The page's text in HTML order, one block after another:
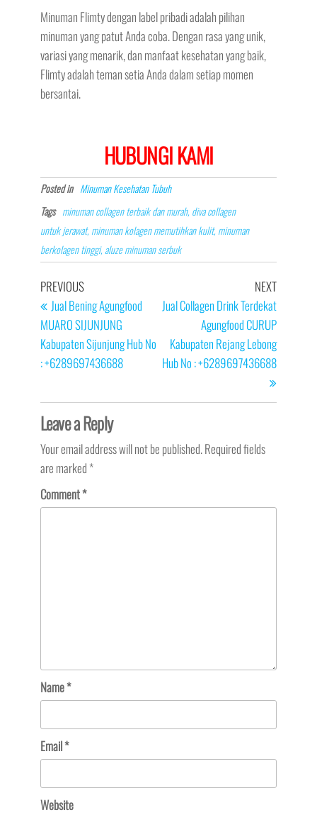
Minuman Flimty dengan label pribadi adalah pilihan
minuman yang patut Anda coba. Dengan rasa yang unik,
variasi yang menarik, dan manfaat kesehatan yang baik,
Flimty adalah teman setia Anda dalam setiap momen
bersantai.
HUBUNGI KAMI
Posted in Minuman Kesehatan Tubuh
Tags minuman collagen terbaik dan murah, diva collagen
untuk jerawat, minuman kolagen memutihkan kulit, minuman
berkolagen tinggi, aluze minuman serbuk
Post
navigation
Previous
Post
PREVIOUS
Jual Bening Agungfood
MUARO SIJUNJUNG
Kabupaten Sijunjung Hub No
: +6289697436688
Next
Post
NEXT
Jual Collagen Drink Terdekat
Agungfood CURUP
Kabupaten Rejang Lebong
Hub No : +6289697436688
Leave a Reply
Your email address will not be published.Required fields
are marked*
Comment*
Name*
Email*
Website